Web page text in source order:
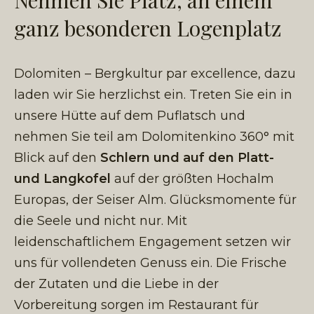
ganz besonderen Logenplatz
Dolomiten – Bergkultur par excellence, dazu
laden wir Sie herzlichst ein. Treten Sie ein in
unsere Hütte auf dem Puflatsch und
nehmen Sie teil am Dolomitenkino 360° mit
Blick auf den Schlern und auf den Platt-
und Langkofel auf der größten Hochalm
Europas, der Seiser Alm. Glücksmomente für
die Seele und nicht nur. Mit
leidenschaftlichem Engagement setzen wir
uns für vollendeten Genuss ein. Die Frische
der Zutaten und die Liebe in der
Vorbereitung sorgen im Restaurant für